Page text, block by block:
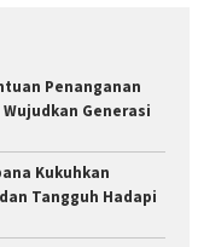
Penanganan
Generasi
Kukuhkan
Tangguh Hadapi